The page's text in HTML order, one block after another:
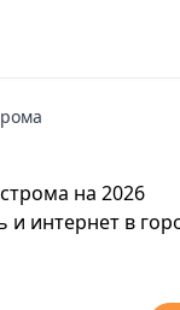
на 2026
интернет в